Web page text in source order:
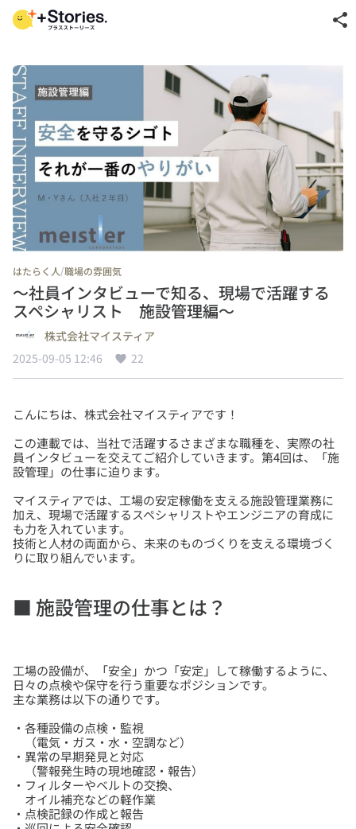
share
はたらく人/職場の雰囲気
〜社員インタビューで知る、現場で活躍する
スペシャリスト 施設管理編〜
株式会社マイスティア
2025-09-05 12:46
22
この連載では、当社で活躍するさまざまな職種を、実際の社
員インタビューを交えてご紹介していきます。第4回は、「施
マイスティアでは、工場の安定稼働を支える施設管理業務に
加え、現場で活躍するスペシャリストやエンジニアの育成に
も力を入れています。
技術と人材の両面から、未来のものづくりを支える環境づく
りに取り組んでいます。
■ 施設管理の仕事とは？
工場の設備が、「安全」かつ「安定」して稼働するように、
日々の点検や保守を行う重要なポジションです。
・各種設備の点検・監視
（電気・ガス・水・空調など）
・異常の早期発見と対応
（警報発生時の現地確認・報告）
・フィルターやベルトの交換、
オイル補充などの軽作業
・点検記録の作成と報告